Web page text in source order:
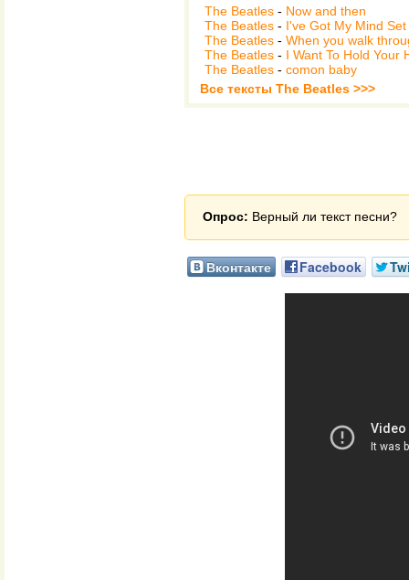
The Beatles - Now and then
The Beatles - I've Got My Mind Set
The Beatles - When you walk
The Beatles - I Want To Hold Your
The Beatles - comon baby
Все тексты The Beatles >>>
Опрос: Верный ли текст песни?
Вконтакте Facebook